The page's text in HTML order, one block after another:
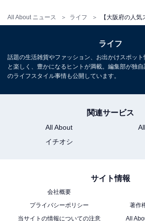
All About ニュース ライフ
の湯 大阪狭山店」は圧巻
が魅力
ライフ
話題の生活雑貨やファッション、お出かけスポッ
と楽しく、豊かになるヒントが満載。編集部が独
のライフスタイル事情も公開しています。
関連サービス
All About
イチオシ
サイト情報
会社概要
プライバシーポリシー
著作
当サイトの情報についての注意
All